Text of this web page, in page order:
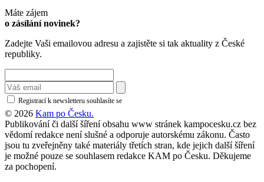
Máte zájem
o zásílání novinek?
Zadejte Vaši emailovou adresu a zajistěte si tak aktuality z České
republiky.
Registrací k newsletteru souhlasíte se
© 2026 Kam po Česku.
Publikování či další šíření obsahu www stránek kampocesku.cz bez
vědomí redakce není slušné a odporuje autorskému zákonu. Často
jsou tu zveřejněny také materiály třetích stran, kde jejich další šíření
je možné pouze se souhlasem redakce KAM po Česku. Děkujeme
za pochopení.